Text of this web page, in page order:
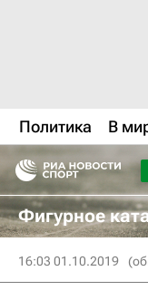
Политика В
Фигурное
16:03 01.10.2019